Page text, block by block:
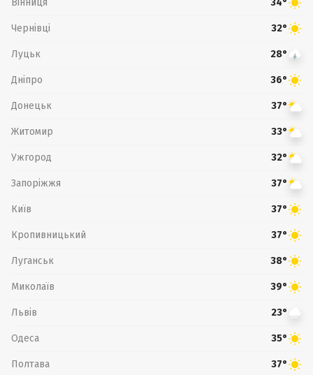
34°
Чернівці 32°
Луцьк 28°
Дніпро 36°
Донецьк 37°
Житомир 33°
Ужгород 32°
Запоріжжя 37°
Київ 37°
Кропивницький 37°
Луганськ 38°
Миколаїв 39°
Львів 23°
Одеса 35°
Полтава 37°